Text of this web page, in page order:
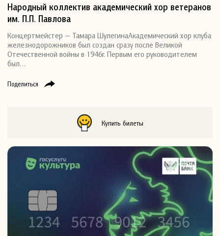
Поделиться
Народный коллектив академический хор ветеранов
им. П.П. Павлова
Концертмейстер — Тамара ШулегинаАкадемический хор клуба
железнодорожников был создан сразу после Великой
Отечественной войны в 1946г. Первым его руководителем
был…
Купить билеты